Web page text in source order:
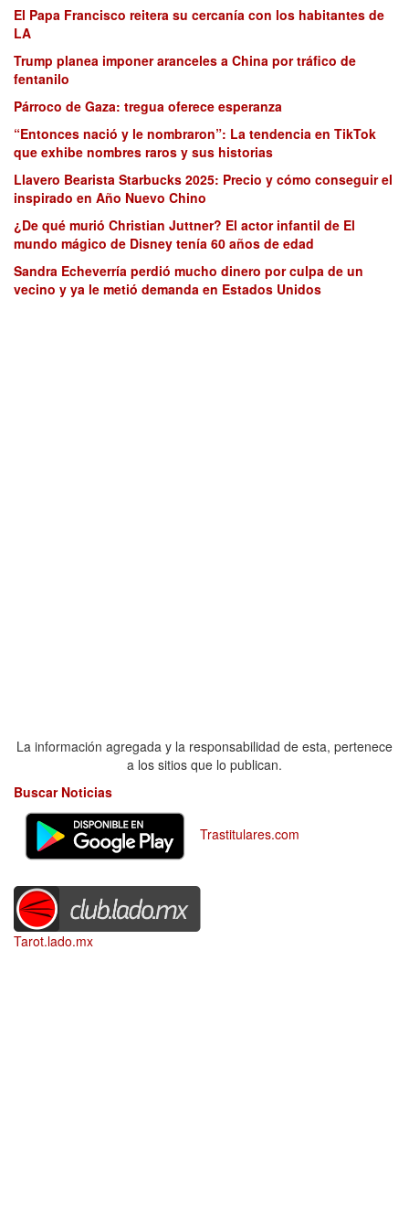
El Papa Francisco reitera su cercanía con los habitantes de
LA
Trump planea imponer aranceles a China por tráfico de
fentanilo
Párroco de Gaza: tregua oferece esperanza
“Entonces nació y le nombraron”: La tendencia en TikTok
que exhibe nombres raros y sus historias
Llavero Bearista Starbucks 2025: Precio y cómo conseguir el
inspirado en Año Nuevo Chino
¿De qué murió Christian Juttner? El actor infantil de El
mundo mágico de Disney tenía 60 años de edad
Sandra Echeverría perdió mucho dinero por culpa de un
vecino y ya le metió demanda en Estados Unidos
La información agregada y la responsabilidad de esta, pertenece
a los sitios que lo publican.
Buscar Noticias
Trastitulares.com
Tarot.lado.mx